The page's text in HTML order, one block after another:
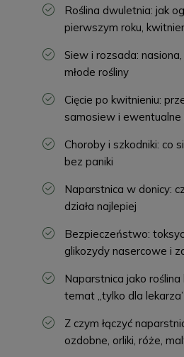
Roślina dwuletnia: jak
pierwszym roku,
Siew i rozsada:
młode rośliny
Cięcie po kwitnieniu:
samosiew i
Choroby i szkodniki: co
bez paniki
Naparstnica w donicy:
działa najlepiej
Bezpieczeństwo:
glikozydy nasercowe i
Naparstnica jako
temat „tylko dla lekarza”
Z czym łączyć
ozdobne, orliki, róże,